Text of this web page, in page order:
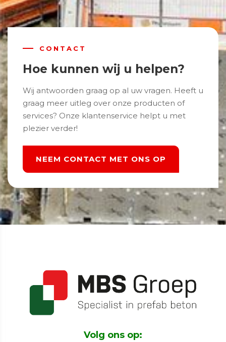
CONTACT
Hoe kunnen wij u helpen?
Wij antwoorden graag op al uw vragen. Heeft u
graag meer uitleg over onze producten of
services? Onze klantenservice helpt u met
plezier verder!
NEEM CONTACT MET ONS OP
Volg ons op: